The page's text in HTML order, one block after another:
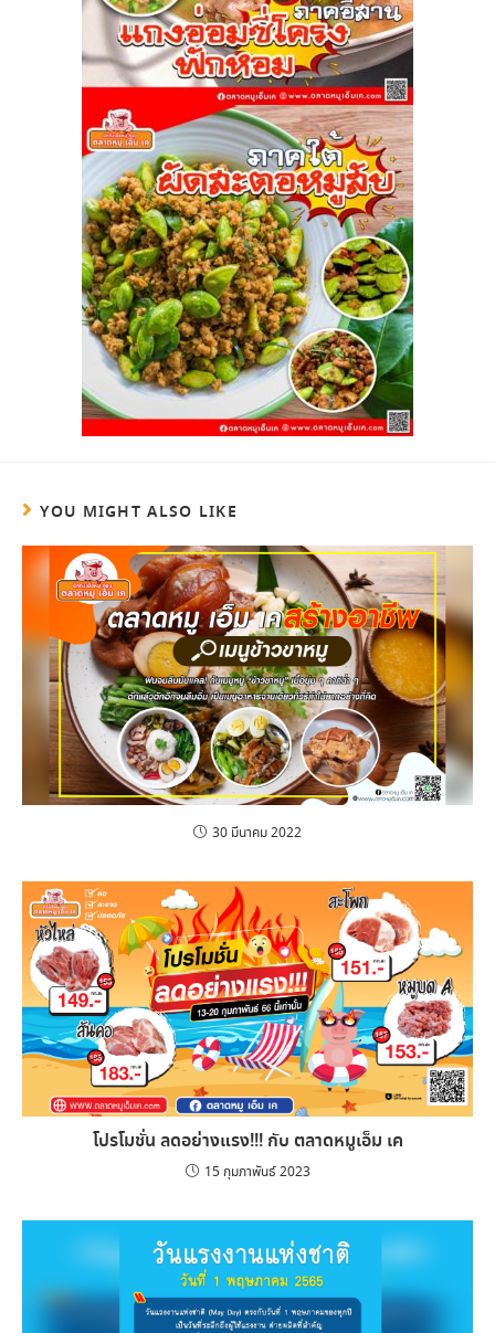
YOU MIGHT ALSO LIKE
30 มีนาคม 2022
โปรโมชั่น ลดอย่างแรง!!! กับ ตลาดหมูเอ็ม เค
15 กุมภาพันธ์ 2023